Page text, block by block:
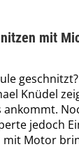
mit
Knüdel
jedoch
mit Motor